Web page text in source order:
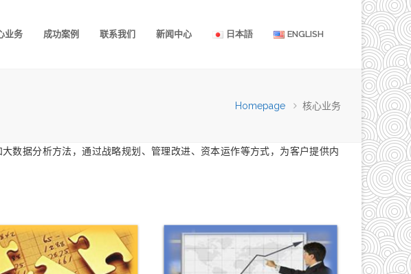
业务 成功案例 联系我们 新闻中心 日本語 ENGLISH
Homepage 核心业务
数据分析方法，通过战略规划、管理改进、资本运作等方式，为客户提供内